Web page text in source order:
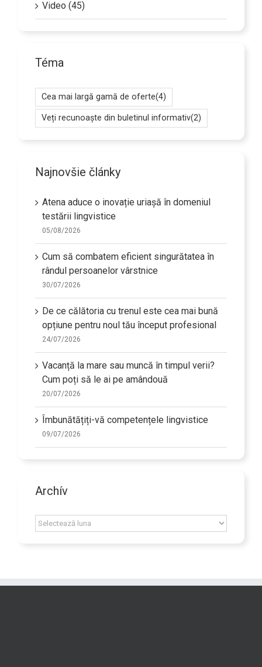
Video (45)
Téma
Cea mai largă gamă de oferte(4)
Veți recunoaște din buletinul informativ(2)
Najnovšie články
Atena aduce o inovație uriașă în domeniul
testării lingvistice
05/08/2026
Cum să combatem eficient singurătatea în
rândul persoanelor vârstnice
30/07/2026
De ce călătoria cu trenul este cea mai bună
opțiune pentru noul tău început profesional
24/07/2026
Vacanță la mare sau muncă în timpul verii?
Cum poți să le ai pe amândouă
20/07/2026
Îmbunătățiți-vă competențele lingvistice
09/07/2026
Archív
Archív